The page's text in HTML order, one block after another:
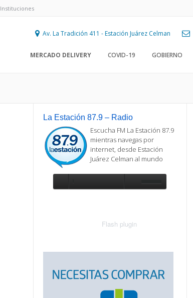
Instituciones
Av. La Tradición 411 - Estación Juárez Celman
MERCADO DELIVERY COVID-19 GOBIERNO
La Estación 87.9 – Radio
Escucha FM La Estación 87.9
mientras navegas por
internet, desde Estación
Juárez Celman al mundo
Flash plugin